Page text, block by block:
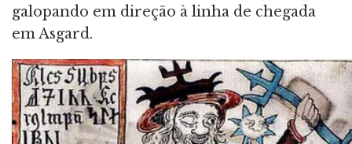
galopando em direção à linha de chegada
em Asgard.